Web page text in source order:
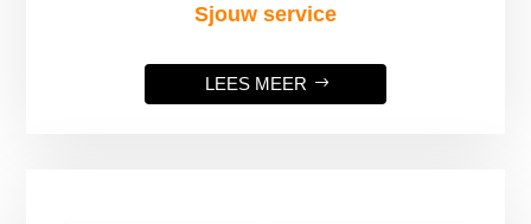
Sjouw service
LEES MEER